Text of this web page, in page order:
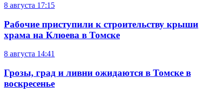
8 августа 17:15
Рабочие приступили к строительству крыши
храма на Клюева в Томске
8 августа 14:41
Грозы, град и ливни ожидаются в Томске в
воскресенье